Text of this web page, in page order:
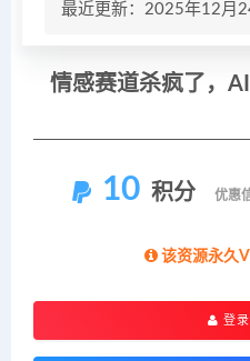
最近更新：2025年12月
10 积分 优惠
该资源永久
登